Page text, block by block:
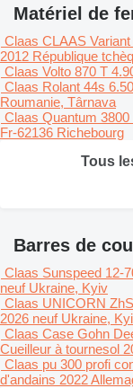
Matériel de
Claas CLAAS
2012 République
Claas Volto 870 T
Claas Rolant 44s
Roumanie, Târnava
Claas Quantum 3800
Fr-62136 Richebourg
Tous
Barres de
Claas Sunspeed 12-
neuf Ukraine, Kyiv
Claas UNICORN
2026 neuf Ukraine,
Claas Case Gohn
Cueilleur à tournesol
Claas pu 300 profi
d'andains 2022